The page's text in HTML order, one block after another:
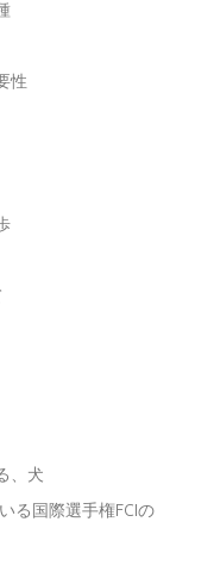
性
、犬
る国際選手権FCIの